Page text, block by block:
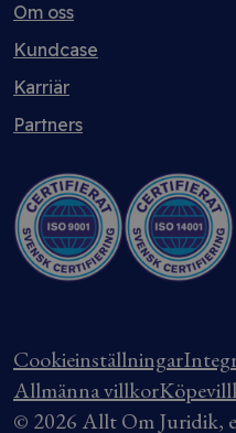
Om oss
Kundcase
Karriär
Partners
Cookieinställningar
Allmänna villkor
© 2026 Allt Om Juridik,